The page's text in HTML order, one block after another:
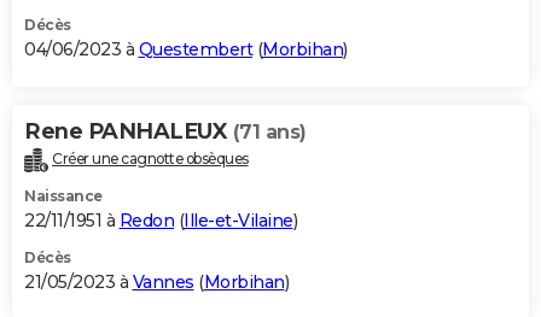
Décès
04/06/2023 à Questembert(Morbihan)
Rene PANHALEUX (71 ans)
Créer une cagnotte obsèques
Naissance
22/11/1951 à Redon (Ille-et-Vilaine)
Décès
21/05/2023 à Vannes (Morbihan)